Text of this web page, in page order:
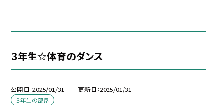
３年生☆体育のダンス
公開日 2025/01/31 更新日 2025/01/31
３年生の部屋